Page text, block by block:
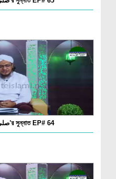
প্রিয় নবী صلی اللہ علیہ وآلہ وسلم'র সুন্নাত EP# 64